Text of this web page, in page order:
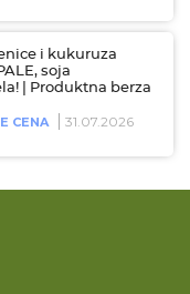
i kukuruza
soja
| Produktna berza
CENA 31.07.2026